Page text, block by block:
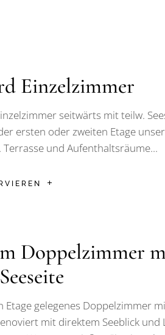
Einzelzimmer
seitwärts mit teilw.
ersten oder zweiten Etage
Terrasse und Aufenthaltsräume...
Doppelzimmer
Etage gelegenes Doppelzimmer
mit direktem Seeblick und